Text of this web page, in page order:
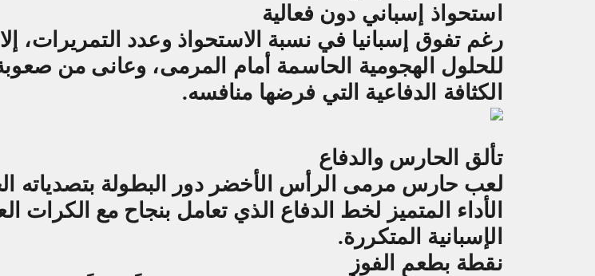
استحواذ إسباني دون فعالية
رغم تفوق إسبانيا في نسبة الاستحواذ وعدد التمريرات،
للحلول الهجومية الحاسمة أمام المرمى، وعانى من
الكثافة الدفاعية التي فرضها منافسه.
تألق الحارس والدفاع
لعب حارس مرمى الرأس الأخضر دور البطولة بتصدياته
الأداء المتميز لخط الدفاع الذي تعامل بنجاح مع الكرات
الإسبانية المتكررة.
نقطة بطعم الفوز